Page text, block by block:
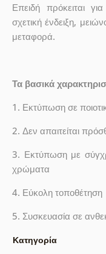
Επειδή πρόκειται
σχετική ένδειξη,
μεταφορά.
Τα βασικά
1. Εκτύπωση σε
2. Δεν απαιτείται
3. Εκτύπωση με
χρώματα
4. Εύκολη τοποθέτηση
5. Συσκευασία σε
Κατηγορία